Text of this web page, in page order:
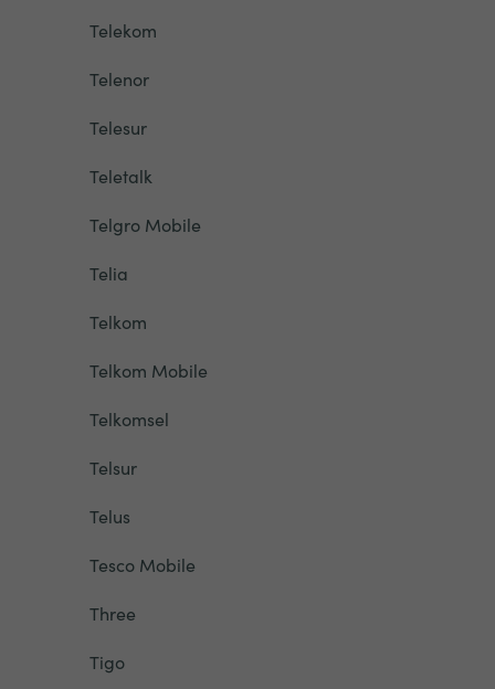
Telekom
Telenor
Telesur
Teletalk
Telgro Mobile
Telia
Telkom
Telkom Mobile
Telkomsel
Telsur
Telus
Tesco Mobile
Three
Tigo